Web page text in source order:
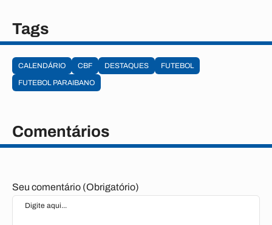
Tags
CALENDÁRIO CBF DESTAQUES
FUTEBOL
FUTEBOL PARAIBANO
Comentários
Seu comentário (Obrigatório)